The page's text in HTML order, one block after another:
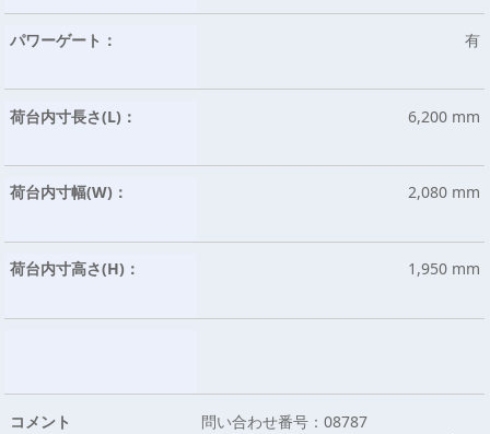
パワーゲート： 有
荷台内寸長さ(L)： 6,200 mm
荷台内寸幅(W)： 2,080 mm
荷台内寸高さ(H)： 1,950 mm
コメント
問い合わせ番号：08787